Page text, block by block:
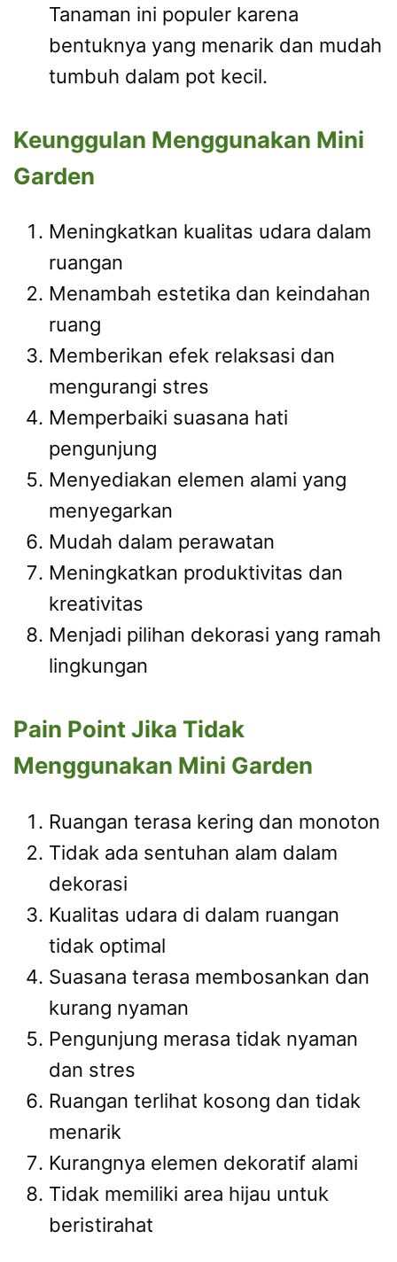
Tanaman ini populer karena
bentuknya yang menarik dan mudah
tumbuh dalam pot kecil.
Keunggulan Menggunakan Mini
Garden
Meningkatkan kualitas udara dalam
ruangan
Menambah estetika dan keindahan
ruang
Memberikan efek relaksasi dan
mengurangi stres
Memperbaiki suasana hati
pengunjung
Menyediakan elemen alami yang
menyegarkan
Mudah dalam perawatan
Meningkatkan produktivitas dan
kreativitas
Menjadi pilihan dekorasi yang ramah
lingkungan
Pain Point Jika Tidak
Menggunakan Mini Garden
Ruangan terasa kering dan monoton
Tidak ada sentuhan alam dalam
dekorasi
Kualitas udara di dalam ruangan
tidak optimal
Suasana terasa membosankan dan
kurang nyaman
Pengunjung merasa tidak nyaman
dan stres
Ruangan terlihat kosong dan tidak
menarik
Kurangnya elemen dekoratif alami
Tidak memiliki area hijau untuk
beristirahat